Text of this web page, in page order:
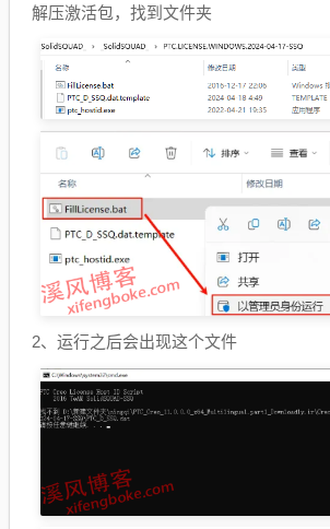
解压激活包，找到文件夹
2、运行之后会出现这个文件